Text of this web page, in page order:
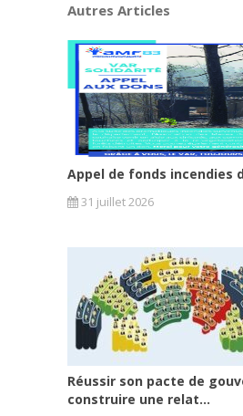
Autres Articles
Appel de fonds incendies
31 juillet 2026
Réussir son pacte de
construire une relat...